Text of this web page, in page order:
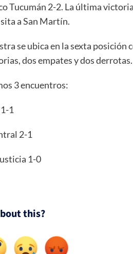
Tucumán 2-2. La última
a San Martín.
se ubica en la sexta posición
dos empates y dos derrotas.
3 encuentros:
1
2-1
1-0
this?